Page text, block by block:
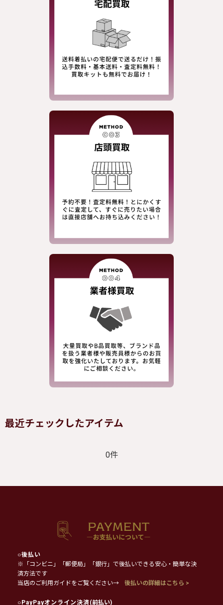
最近チェックしたアイテム
0件
○後払い
※「コンビニ」「郵便局」「銀行」で後払いできる安心・簡単な決
済方法です
当店のご利用ガイドをご覧ください→
後払いの詳細はこちら >
○PayPayオンライン決済(前払い)